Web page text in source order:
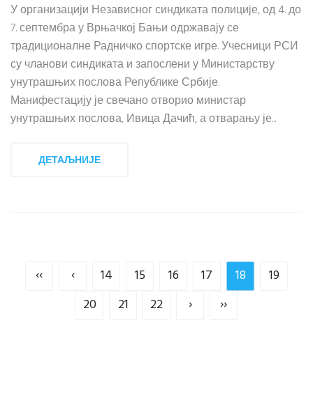
У организацији Независног синдиката полиције, од 4. до
7. септембра у Врњачкој Бањи одржавају се
традиционалне Радничко спортске игре. Учесници РСИ
су чланови синдиката и запослени у Министарству
унутрашњих послова Републике Србије.
Манифестацију је свечано отворио министар
унутрашњих послова, Ивица Дачић, а отварању је...
ДЕТАЉНИЈЕ
‹‹ ‹ 14 15 16 17 18
19
20
21 22 › ››